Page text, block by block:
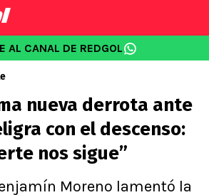
AL CANAL DE REDGOL
nueva derrota ante
con el descenso:
nos sigue”
Moreno lamentó la